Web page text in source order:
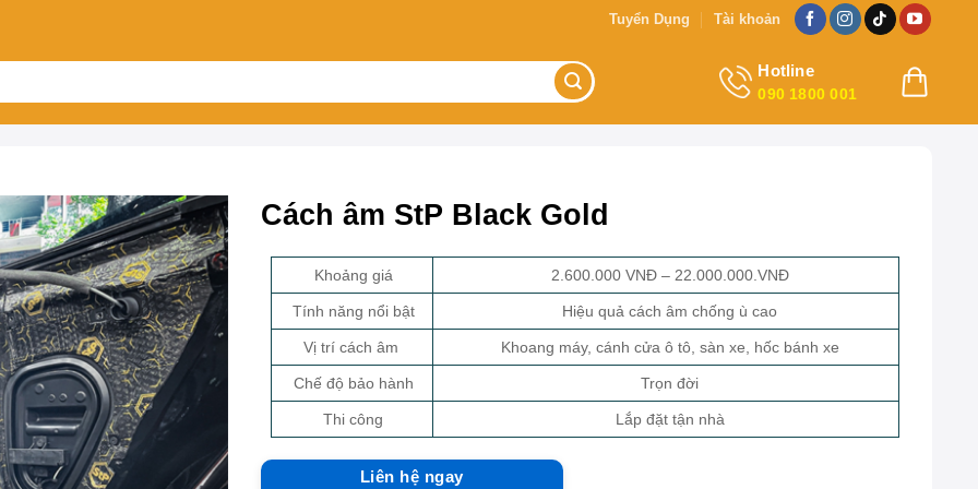
Tuyển Dụng Tài khoản
Hotline
090 1800 001
Cách âm StP Black Gold
Khoảng giá 2.600.000 VNĐ – 22.000.000.VNĐ
Tính năng nổi bật Hiệu quả cách âm chống ù cao
Vị trí cách âm Khoang máy, cánh cửa ô tô, sàn xe, hốc bánh xe
Chế độ bảo hành Trọn đời
Thi công Lắp đặt tận nhà
Liên hệ ngay